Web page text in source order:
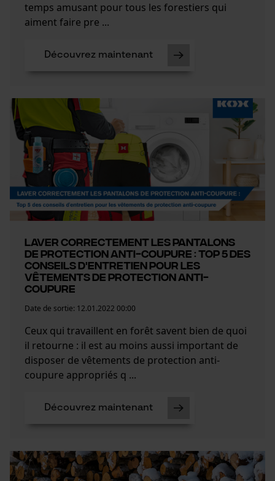
temps amusant pour tous les forestiers qui
aiment faire pre ...
Découvrez maintenant
Laver correctement les pantalons
de protection anti-coupure : Top 5 des
conseils d'entretien pour les
vêtements de protection anti-
coupure
Date de sortie: 12.01.2022 00:00
Ceux qui travaillent en forêt savent bien de quoi
il retourne : il est au moins aussi important de
disposer de vêtements de protection anti-
coupure appropriés q ...
Découvrez maintenant